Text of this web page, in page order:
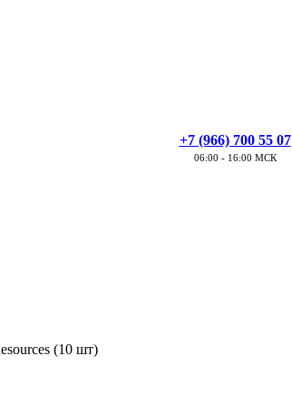
+7 (966) 700 55 07
06:00 - 16:00 МСК
(10 шт)